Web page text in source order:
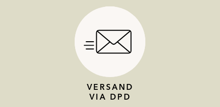
VERSAND
VIA DPD